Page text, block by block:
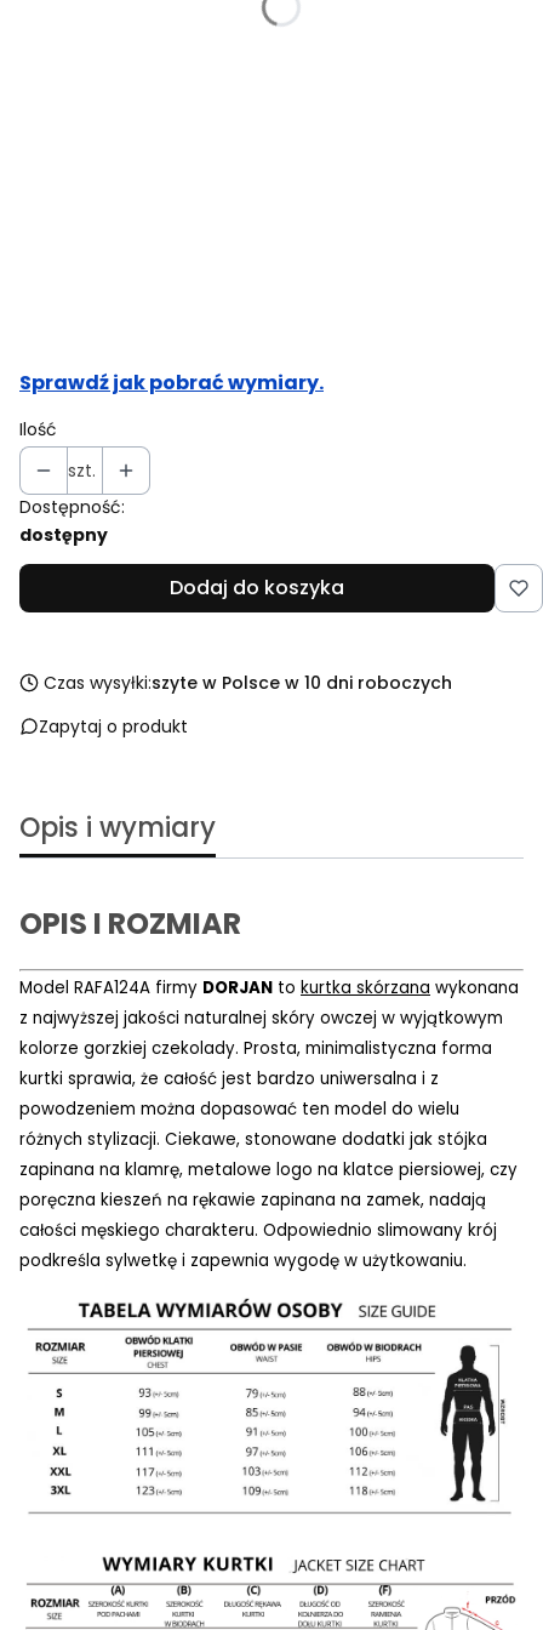
Sprawdź jak pobrać wymiary.
Ilość
szt.
Dostępność:
dostępny
Dodaj do koszyka
Czas wysyłki:szyte w Polsce w 10 dni roboczych
Zapytaj o produkt
Opis i wymiary
OPIS I ROZMIAR
Model RAFA124A firmy DORJAN to kurtka skórzana wykonana
z najwyższej jakości naturalnej skóry owczej w wyjątkowym
kolorze gorzkiej czekolady. Prosta, minimalistyczna forma
kurtki sprawia, że całość jest bardzo uniwersalna i z
powodzeniem można dopasować ten model do wielu
różnych stylizacji. Ciekawe, stonowane dodatki jak stójka
zapinana na klamrę, metalowe logo na klatce piersiowej, czy
poręczna kieszeń na rękawie zapinana na zamek, nadają
całości męskiego charakteru. Odpowiednio slimowany krój
podkreśla sylwetkę i zapewnia wygodę w użytkowaniu.